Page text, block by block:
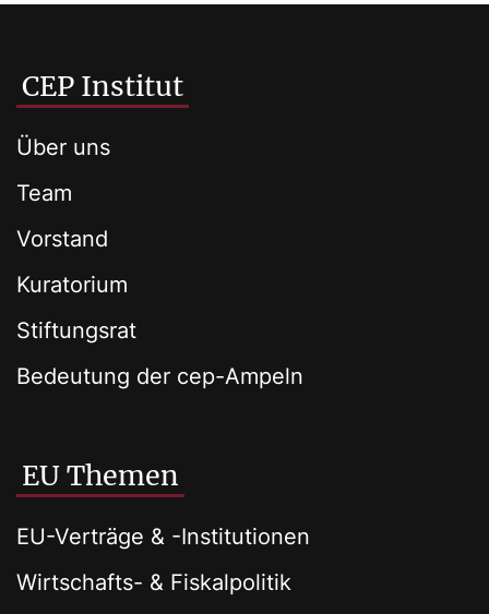
CEP Institut
Über uns
Team
Vorstand
Kuratorium
Stiftungsrat
Bedeutung der cep-Ampeln
EU Themen
EU-Verträge & -Institutionen
Wirtschafts- & Fiskalpolitik